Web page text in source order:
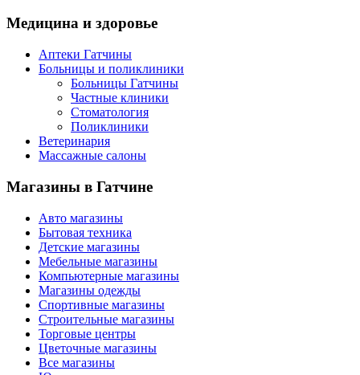
Медицина и здоровье
Аптеки Гатчины
Больницы и поликлиники
Больницы Гатчины
Частные клиники
Стоматология
Поликлиники
Ветеринария
Массажные салоны
Магазины в Гатчине
Авто магазины
Бытовая техника
Детские магазины
Мебельные магазины
Компьютерные магазины
Магазины одежды
Спортивные магазины
Строительные магазины
Торговые центры
Цветочные магазины
Все магазины